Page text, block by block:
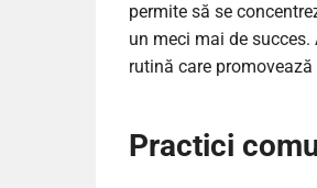
permite să se
un meci mai de
rutină care
Practici